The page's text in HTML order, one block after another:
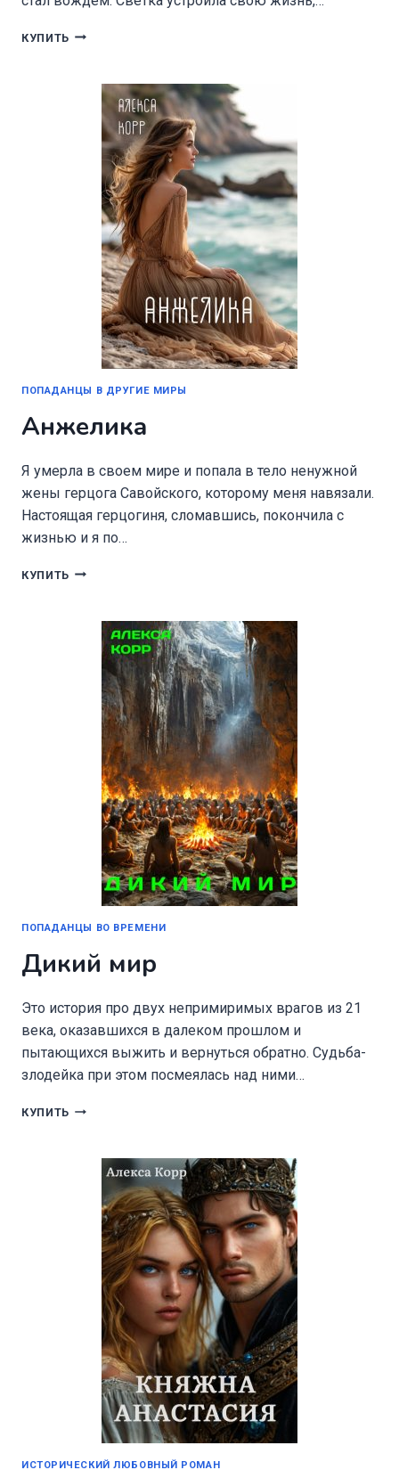
КУПИТЬ НАЗАД
НОВАЯ
ЖИЗНЬ
ПОПАДАНЦЫ В ДРУГИЕ МИРЫ
Анжелика
Я умерла в своем мире и попала в тело ненужной
жены герцога Савойского, которому меня навязали.
Настоящая герцогиня, сломавшись, покончила с
жизнью и я по…
КУПИТЬ АНЖЕЛИКА
ПОПАДАНЦЫ ВО ВРЕМЕНИ
Дикий мир
Это история про двух непримиримых врагов из 21
века, оказавшихся в далеком прошлом и
пытающихся выжить и вернуться обратно. Судьба-
злодейка при этом посмеялась над ними…
КУПИТЬ ДИКИЙ
ИСТОРИЧЕСКИЙ ЛЮБОВНЫЙ РОМАН